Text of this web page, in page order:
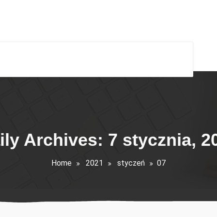
Archives: 7 stycznia,
Home 2021 styczeń 07